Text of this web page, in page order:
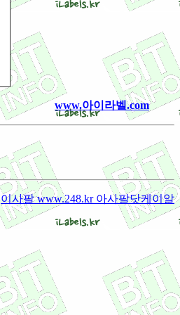
www.아이라벨.com
이사팔 www.248.kr 아사팔닷케이알